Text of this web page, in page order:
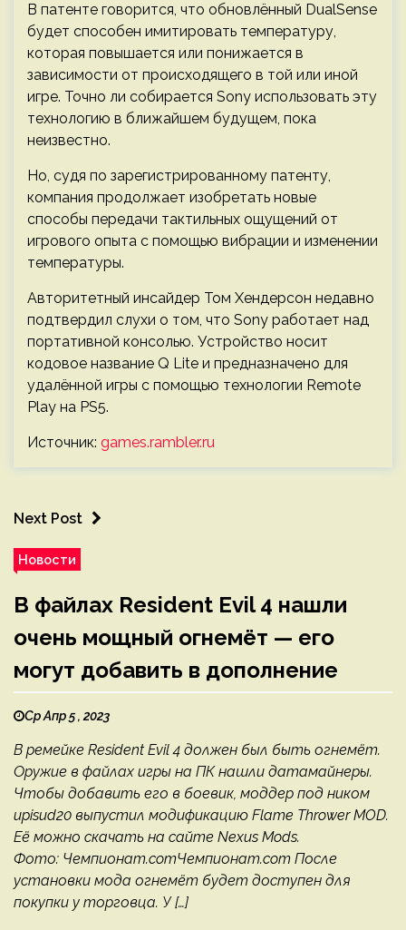
В патенте говорится, что обновлённый DualSense
будет способен имитировать температуру,
которая повышается или понижается в
зависимости от происходящего в той или иной
игре. Точно ли собирается Sony использовать эту
технологию в ближайшем будущем, пока
неизвестно.
Но, судя по зарегистрированному патенту,
компания продолжает изобретать новые
способы передачи тактильных ощущений от
игрового опыта с помощью вибрации и изменении
температуры.
Авторитетный инсайдер Том Хендерсон недавно
подтвердил слухи о том, что Sony работает над
портативной консолью. Устройство носит
кодовое название Q Lite и предназначено для
удалённой игры с помощью технологии Remote
Play на PS5.
Источник: games.rambler.ru
Next Post
Новости
В файлах Resident Evil 4 нашли
очень мощный огнемёт — его
могут добавить в дополнение
Ср Апр 5 , 2023
В ремейке Resident Evil 4 должен был быть огнемёт.
Оружие в файлах игры на ПК нашли датамайнеры.
Чтобы добавить его в боевик, моддер под ником
upisud20 выпустил модификацию Flame Thrower MOD.
Её можно скачать на сайте Nexus Mods.
Фото: Чемпионат.comЧемпионат.com После
установки мода огнемёт будет доступен для
покупки у торговца. У […]